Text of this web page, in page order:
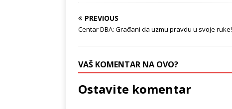
PREVIOUS
Centar DBA: Građani da uzmu pravdu u svoje ruke!
VAŠ KOMENTAR NA OVO?
Ostavite komentar